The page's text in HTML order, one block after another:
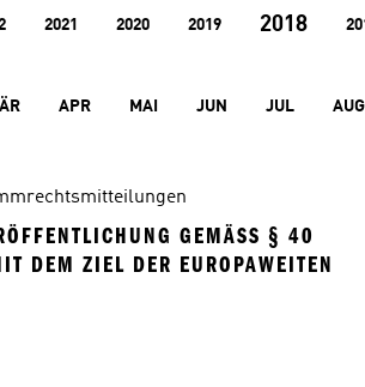
2021 2020 2019 2018
APR MAI JUN JUL AUG
GEMÄSS § 40 A
ZIEL DER EUROPAWEITEN V